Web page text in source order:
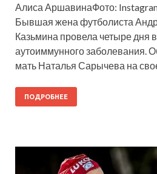
Алиса АршавинаФото:
Бывшая жена футболиста
Казьмина провела четыре дня
аутоиммунного заболевания.
мать Наталья Сарычева на
ПОДРОБНЕЕ